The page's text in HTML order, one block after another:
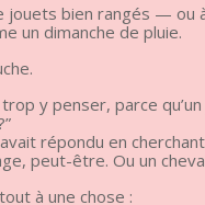
jouets bien rangés —
un dimanche de pluie.
y penser, parce
répondu en
peut-être. Ou un
à une chose :